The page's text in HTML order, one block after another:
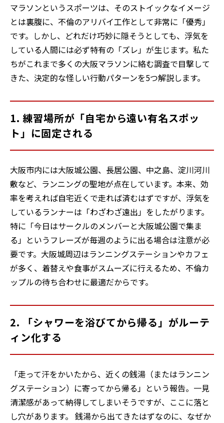
マラソンというスポーツは、そのストイックなイメージ
とは裏腹に、不倫のアリバイ工作として非常に「優秀」
です。しかし、どれだけ巧妙に隠そうとしても、浮気を
している人間には必ず特有の「ズレ」が生じます。私た
ちがこれまで多くの大阪マラソンに絡む調査で目撃して
きた、決定的な怪しい行動パターンを5つ解説します。
1. 練習場所が「自宅から遠い有名スポッ
ト」に固定される
大阪市内には大阪城公園、長居公園、中之島、淀川河川
敷など、ランニングの聖地が点在しています。本来、効
率を考えれば自宅近くで走れば済むはずですが、浮気を
しているランナーは「わざわざ遠出」をしたがります。
特に「今日はサークルのメンバーと大阪城公園で集ま
る」というフレーズが毎週のように出る場合は注意が必
要です。大阪城周辺はランニングステーションやカフェ
が多く、着替えや食事がスムーズに行えるため、不倫カ
ップルの待ち合わせに最適だからです。
2. 「シャワーを浴びてから帰る」がルーテ
ィン化する
「走って汗をかいたから、近くの銭湯（またはランニン
グステーション）に寄ってから帰る」という報告。一見
清潔感があって納得してしまいそうですが、ここに落と
し穴があります。 銭湯から出てきたはずなのに、なぜか